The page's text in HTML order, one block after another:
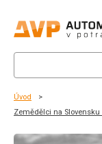
Úvod
Zemědělci na